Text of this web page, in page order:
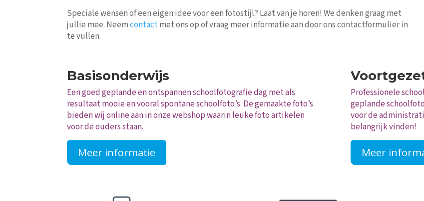
Speciale wensen of een eigen idee voor een fotostijl? Laat van je horen! We denken graag met
jullie mee. Neemcontactmet ons op of vraag meer informatie aan door ons contactformulier in
te vullen.
Basisonderwijs
Een goed geplande en ontspannen schoolfotografie dag met als
resultaat mooie en vooral spontane schoolfoto’s. De gemaakte foto’s
bieden wij online aan in onze webshop waarin leuke foto artikelen
voor de ouders staan.
Meer informatie
Professionele
geplande
voor de
belangrijk vinden!
Meer